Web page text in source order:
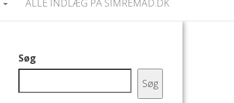
ALLE INDLÆG PÅ SIMREMAD.DK
Søg
Søg